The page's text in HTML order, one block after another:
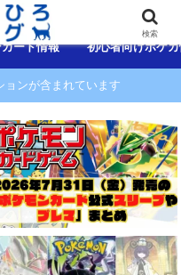
ード情報 初心者向けポケ
ョンが含まれています
検索